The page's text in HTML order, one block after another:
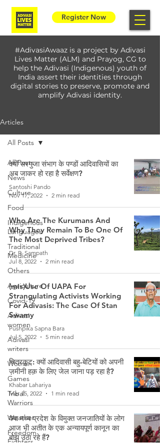
Register Now
#AdivasiAwaaz is a project by Adivasi
Lives Matter (ALM) and Prayog, CG to
help the Adivasi (Indigenous) youth of
India assert their identities through
digital stories to preserve, promote and
amplify Adivasi identity.
Articles
All Posts
News
Culture
Food
Indigenous
Languages
Traditional
Medicine
Others
Agriculture
Covid-19
Adivasi
women
Adivasi
writers
Women
Games
Tribal
Warriors
Weather
Freedom
Fighters
All Posts
क्यों सरगुजा संभाग के पण्डों आदिवासियों का
अब जाकर हो रहा है सर्वेक्षण?
Santoshi Pando
Nov 17, 2022
2 min read
Who Are The Kurumans And
Why They Remain To Be One Of
The Most Deprived Tribes?
Dr. R. Sampath
Jul 8, 2022
2 min read
(mis)Use Of UAPA For
Strangulating Activists Working
For Adivasis: The Case Of Stan
Swamy
Pushpika Sapna Bara
Jul 5, 2022
5 min read
चित्रकूट: क्यों आदिवासी बहु-बेटियों को अपनी
ज़मीनी हक़ के लिए जेल जाना पड़ रहा है?
Khabar Lahariya
Mar 15, 2022
1 min read
क्या मध्य प्रदेश के विमुक्त जनजातियों के लोग
आज भी अतीत के एक अन्यायपूर्ण कानून का
बोझ उठा रहे हैं?